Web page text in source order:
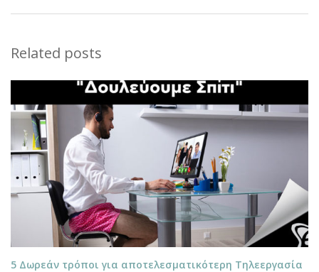
Related posts
5 Δωρεάν τρόποι για αποτελεσματικότερη Τηλεεργασία